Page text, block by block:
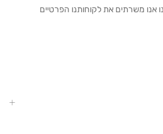
וממנו אנו משרתים את לקוחותנו הפרטיים